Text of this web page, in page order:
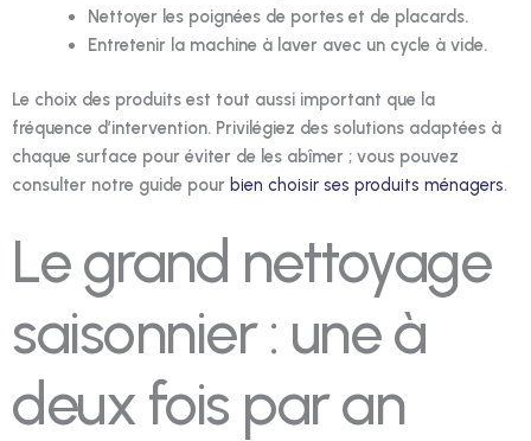
Nettoyer les poignées de portes et de placards.
Entretenir la machine à laver avec un cycle à vide.
Le choix des produits est tout aussi important que la
fréquence d’intervention. Privilégiez des solutions adaptées à
chaque surface pour éviter de les abîmer ; vous pouvez
consulter notre guide pour bien choisir ses produits ménagers.
Le grand nettoyage
saisonnier : une à
deux fois par an